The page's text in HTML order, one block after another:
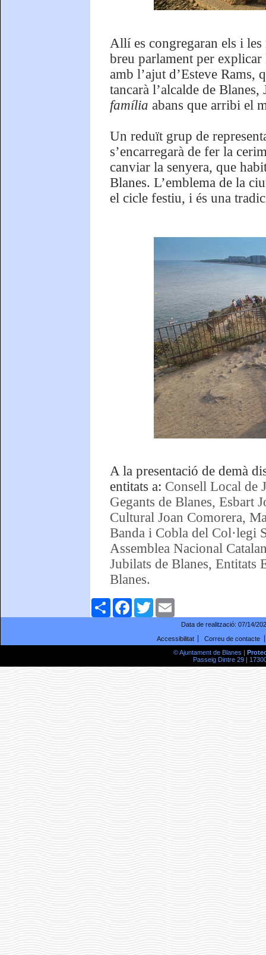
Allí es congregaran els i
breu parlament per
amb l’ajut d’Esteve Rams,
tancarà l’alcalde de
família abans que arribi el
Un reduït grup de
s’encarregarà de fer la
canviar la senyera, que
Blanes. L’emblema de la
el cicle festiu, i és una
A la presentació de demà
entitats a: Consell Local de
Gegants de Blanes, Esbart
Cultural Joan Comorera,
Banda i Cobla del Col·legi
Assemblea Nacional
Jubilats de Blanes, Entitats
Blanes.
ComparteixFacebookTwitter
Data de realització: 07/14/
Accessibilitat
Correu de contacte
© Ajuntament de Blanes |
Passeig Dintre 29 |